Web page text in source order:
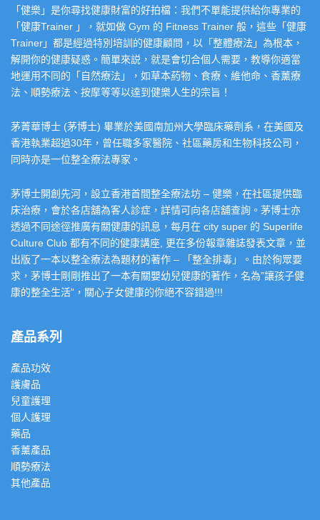
「健樂」是你尋找健康財富的好拍檔：我們不單能提供給你專業的
「健康Trainer 」，就如做 Gym 的 Fitness Trainer 般，這些「健康
Trainer」都是經過特別培訓的健康顧問，以「整體療法」為根本，
解開你的健康疑惑。簡單來説，就是會切合個人需要，教導你適當
地運用不同的「自然療法」，如草本葯物、食療、維他命、香薰療
法、順勢療法、按摩等等以達到健樂人生的宗旨！
茅菁華博士 (茅博士) 畢業於美國南加州大學臨床藥劑系，在美國及
香港執業超過30年，曾任職多家醫院、社區藥房和生物科技公司，
同時亦是一位整全療法專家。
茅博士開創先河，設立香港首間整全療法坊 – 健樂，在社區提供臨
床治療，會於各店舖為客人診症，詳情可向各店舖查詢。茅博士亦
透過不同途徑推廣有關健康的訊息，每月在 city super 的 Superlife
Culture Club 都有不同的健康講座, 更在多份報章雜誌發表文章，並
出版了一本以整全療法為題材的著作 – 「整全排毒」。由於徇眾要
求，茅博士剛剛推出了一本有關嬰幼兒健康的著作，名為”讓孩子健
康的整全生活”，關心子女健康的你絕不容錯過!!!
產品系列
產品功效
護膚品
兒童護理
個人護理
藥品
香薰產品
順勢療法
其他產品